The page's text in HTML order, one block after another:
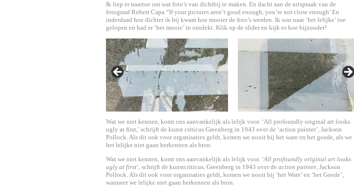
Ik liep er naartoe om wat foto’s van dichtbij te maken. En dacht aan de uitspraak van de
fotograaf Robert Capa “If your pictures aren’t good enough, you’re not close enough’ En
inderdaad hoe dichter ik bij kwam hoe mooier de foto’s werden. Ik was naar ‘het lelijke’ toe
gelopen en had er ‘het mooie’ in ontdekt. Klik op de slider en kijk es hoe bijzonder!
Wat we niet kennen, komt ons aanvankelijk als lelijk voor. ‘All profoundly original art looks
ugly at first,’ schrijft de kunst criticus Greenberg in 1943 over de ‘action painter’, Jackson
Pollock. Als dit ook voor organisaties geldt, komen we nooit bij het ware en het goede, als we
het lelijke niet gaan herkennen als bron.
Wat we niet kennen, komt ons aanvankelijk als lelijk voor. ‘All profoundly original art looks
ugly at first’, schrijft de kunstcriticus, Greenberg in 1943 over de action painter, Jackson
Pollock. Als dit ook voor organisaties geldt, komen we nooit bij ‘het Ware’ en ‘het Goede’,
wanneer we lelijke niet gaan herkennen als bron.